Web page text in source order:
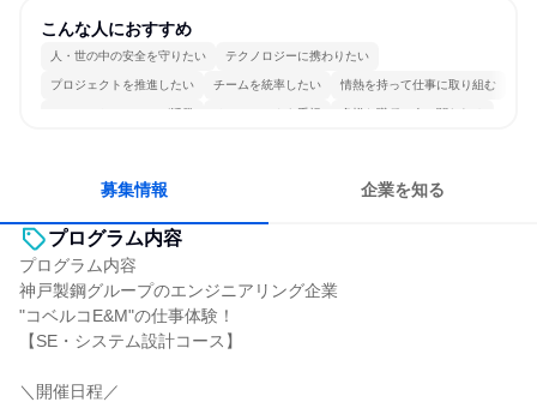
こんな人におすすめ
人・世の中の安全を守りたい テクノロジーに携わりたい
プロジェクトを推進したい チームを統率したい 情熱を持って仕事に取り組む
コミュニケーションが活発 チームワークを重視 多様な職種の人と関われる
募集情報 企業を知る
プログラム内容
プログラム内容
神戸製鋼グループのエンジニアリング企業
"コベルコE&M"の仕事体験！
【SE・システム設計コース】
＼開催日程／